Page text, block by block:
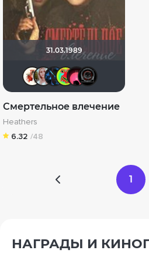
31.03.1989
Виктория555
Korti_Tyan
Смертельное влечение
Heathers
6.32 /48
1
НАГРАДЫ И